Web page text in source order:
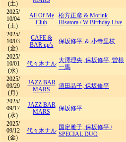
(土)
2025/
10/04
(土)
All Of Me
Club
松方正彦 & Morink
Hisatora /W Birthday Live
2025/
10/03
(金)
CAFE &
BAR up’s
保坂修平 ＆ 小寺里枝
2025/
10/01
(水)
代々木ナル 大澤理央, 保坂修平, 曽根
一馬
2025/
09/29
(月)
JAZZ BAR
MARS
須田晶子, 保坂修平
2025/
09/17
(水)
JAZZ BAR
MARS
保坂修平
2025/
09/12
(金)
代々木ナル 国定雅子, 保坂修平 /
SPECIAL DUO